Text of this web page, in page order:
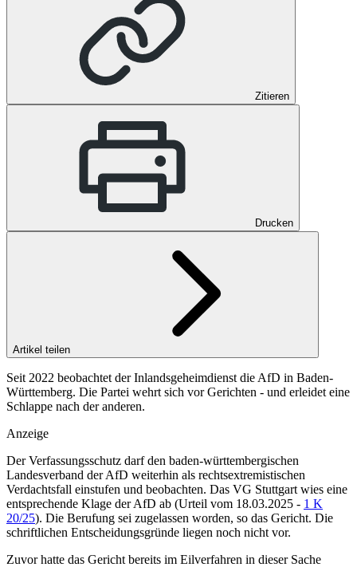
Zitieren
Drucken
Artikel teilen
Seit 2022 beobachtet der Inlandsgeheimdienst die AfD in Baden-
Württemberg. Die Partei wehrt sich vor Gerichten - und erleidet eine
Schlappe nach der anderen.
Anzeige
Der Verfassungsschutz darf den baden-württembergischen
Landesverband der AfD weiterhin als rechtsextremistischen
Verdachtsfall einstufen und beobachten. Das VG Stuttgart wies eine
entsprechende Klage der AfD ab (Urteil vom 18.03.2025 - 1 K
20/25). Die Berufung sei zugelassen worden, so das Gericht. Die
schriftlichen Entscheidungsgründe liegen noch nicht vor.
Zuvor hatte das Gericht bereits im Eilverfahren in dieser Sache